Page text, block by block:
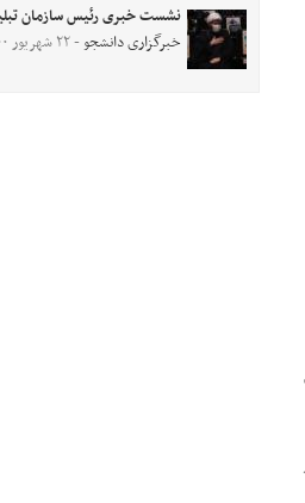
نشست خبری رئیس سازمان
خبرگزاری دانشجو- ۲۲ شهریور ۱۴۰۰